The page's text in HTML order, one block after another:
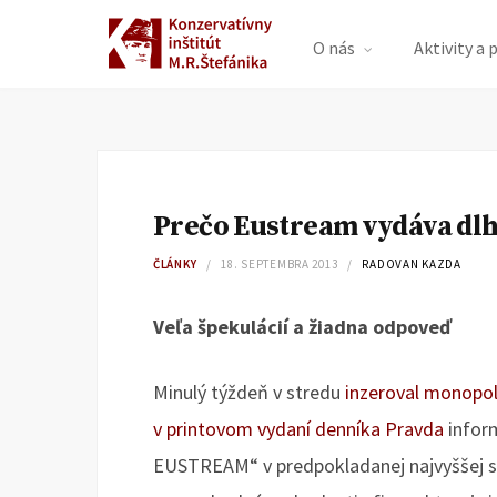
O nás Aktivity a
Prečo Eustream vydáva
ČLÁNKY 18. SEPTEMBRA 2013 RADOVAN KAZDA
Veľa špekulácií a žiadna odpoveď
Minulý týždeň v stredu inzeroval
v printovom vydaní denníka Pravda
EUSTREAM“ v predpokladanej